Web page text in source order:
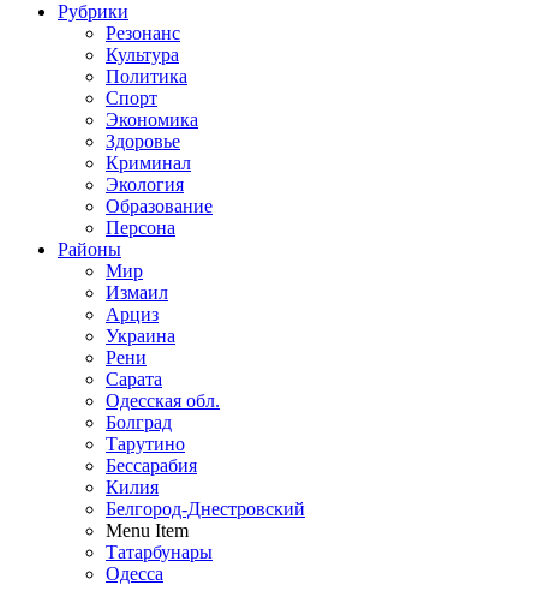
Рубрики
Резонанс
Культура
Политика
Спорт
Экономика
Здоровье
Криминал
Экология
Образование
Персона
Районы
Мир
Измаил
Арциз
Украина
Рени
Сарата
Одесская обл.
Болград
Тарутино
Бессарабия
Килия
Белгород-Днестровский
Menu Item
Татарбунары
Одесса